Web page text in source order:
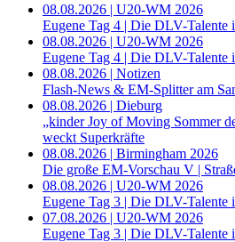
08.08.2026 | U20-WM 2026
Eugene Tag 4 | Die DLV-Talente
08.08.2026 | U20-WM 2026
Eugene Tag 4 | Die DLV-Talente
08.08.2026 | Notizen
Flash-News & EM-Splitter am
08.08.2026 | Dieburg
„kinder Joy of Moving Sommer
weckt Superkräfte
08.08.2026 | Birmingham 2026
Die große EM-Vorschau V |
08.08.2026 | U20-WM 2026
Eugene Tag 3 | Die DLV-Talente
07.08.2026 | U20-WM 2026
Eugene Tag 3 | Die DLV-Talente